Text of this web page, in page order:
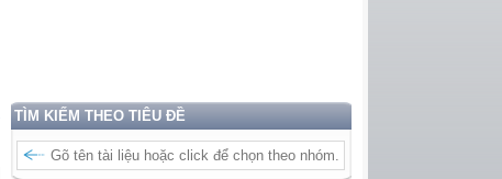
TÌM KIẾM THEO TIÊU ĐỀ